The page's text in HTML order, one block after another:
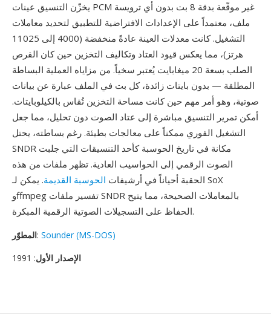
يخزّن التنسيق عينات PCM غير موقّعة بدقة 8 بت بدون أي ترويسة
ملف، معتمداً على الإعدادات الافتراضية للتطبيق لتحديد معاملات
التشغيل. كانت معدلات العينة عادةً منخفضة (4000 إلى 11025
هرتز)، مما يعكس قيود العتاد وتكاليف التخزين حين كان القرص
الصلب بسعة 20 ميغابايت يُعتبر سخياً. من مزاياه العملية البساطة
المطلقة — بدون بايتات زائدة، كل بت في الملف عبارة عن بيانات
صوتية، وهو أمر مهم حين كانت مساحة التخزين تُقاس بالكيلوبايتات.
أمكن تمرير التنسيق مباشرة إلى عتاد الصوت دون تحليل، مما جعل
التشغيل الفوري ممكناً على معالجات بطيئة. رغم بساطته، يحتل
SNDR مكانة في تاريخ الحوسبة كأحد التنسيقات التي جلبت
الصوت الرقمي إلى الحواسيب العادية. تظهر ملفات من هذه
الحقبة أحياناً في أرشيفات الحوسبة القديمة. يمكن لـ SoX
وffmpeg تفسير ملفات SNDR بالمعاملات الصحيحة، مما يتيح
الحفاظ على التسجيلات الصوتية الرقمية المبكرة.
المطوّر: Sounder (MS-DOS)
الإصدار الأول: 1991